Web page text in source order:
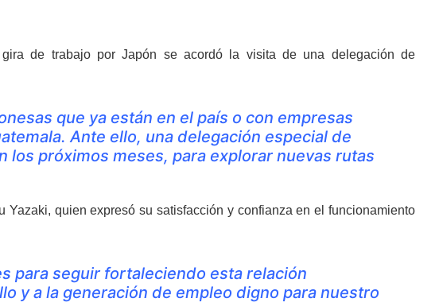
de trabajo por Japón se acordó la visita de una delegación de
que ya están en el país o con empresas
Ante ello, una delegación especial de
los próximos meses, para explorar nuevas rutas
quien expresó su satisfacción y confianza en el funcionamiento
para seguir fortaleciendo esta relación
y a la generación de empleo digno para nuestro